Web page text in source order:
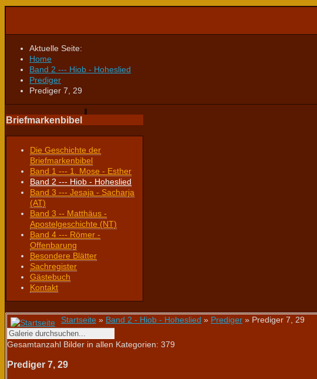
Aktuelle Seite:
Home
Band 2 --- Hiob - Hoheslied
Prediger
Prediger 7, 29
Briefmarkenbibel
Die Geschichte der
Briefmarkenbibel
Band 1 --- 1. Mose - Esther
Band 2 --- Hiob - Hoheslied
Band 3 --- Jesaja - Sacharja
(AT)
Band 3 -- Matthäus -
Apostelgeschichte (NT)
Band 4 --- Römer -
Offenbarung
Besondere Blätter
Sachregister
Gästebuch
Kontakt
Startseite » Band 2 - Hiob - Hoheslied » Prediger » Prediger 7, 29
Gesamtanzahl Bilder in allen Kategorien: 379
Prediger 7, 29